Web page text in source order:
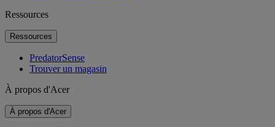
Ressources
Ressources
PredatorSense
Trouver un magasin
À propos d'Acer
À propos d'Acer